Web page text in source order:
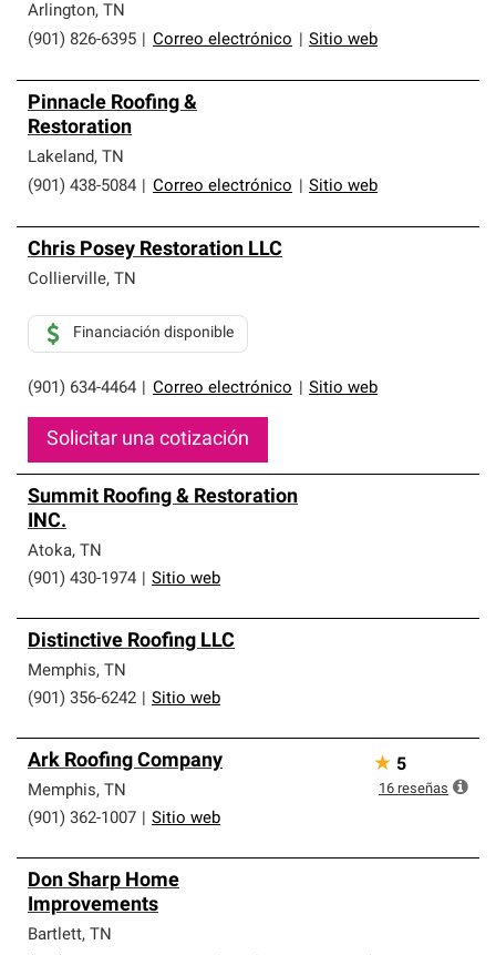
Arlington, TN
(901) 826-6395
Correo electrónico Sitio web
Pinnacle Roofing &
Restoration
Lakeland, TN
(901) 438-5084
Correo electrónico Sitio web
Chris Posey Restoration LLC
Collierville, TN
(901) 634-4464 Correo electrónico Sitio web
Financiación disponible
Solicitar una cotización
Summit Roofing & Restoration
INC.
Atoka, TN
(901) 430-1974
Sitio web
Distinctive Roofing LLC
Memphis, TN
(901) 356-6242
Sitio web
Ark Roofing Company
Memphis, TN
(901) 362-1007
Sitio web
★ 5
16 reseñas
Don Sharp Home
Improvements
Bartlett, TN